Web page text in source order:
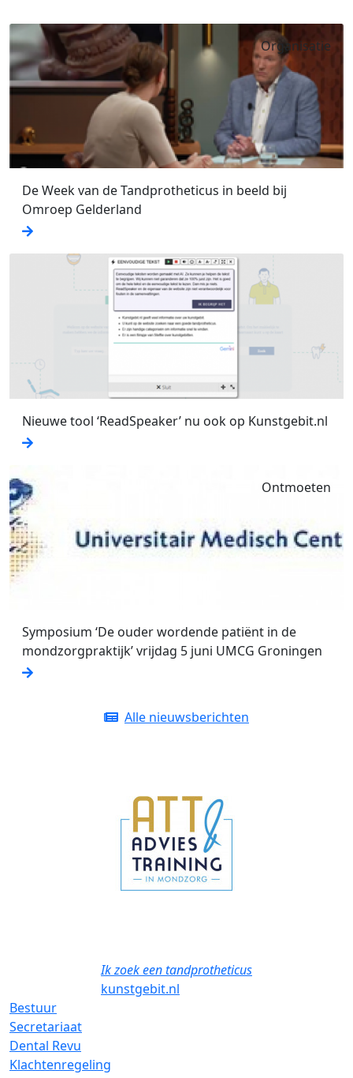
De Week van de Tandprotheticus in beeld bij
Omroep Gelderland
Organisatie
Nieuwe tool ‘ReadSpeaker’ nu ook op Kunstgebit.nl
Symposium ‘De ouder wordende patiënt in de
mondzorgpraktijk’ vrijdag 5 juni UMCG Groningen
Ontmoeten
Alle nieuwsberichten
Ik zoek een tandprotheticus
kunstgebit.nl
Bestuur
Secretariaat
Dental Revu
Klachtenregeling